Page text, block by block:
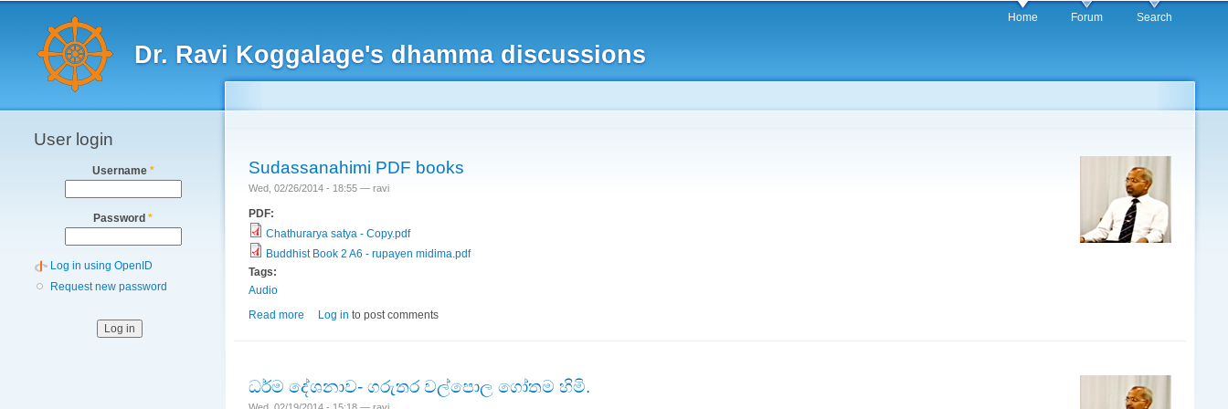
content
Dr. Ravi Koggalage's dhamma discussions
Main menu Home Forum Search
User login
Username *
Password *
Log in using OpenID
Request new password
Sudassanahimi PDF books
Wed, 02/26/2014 - 18:55 — ravi
PDF:
Chathurarya satya - Copy.pdf
Buddhist Book 2 A6 - rupayen midima.pdf
Tags:
Audio
Read more about Sudassanahimi PDF books
Log in to post comments
ධර්ම දේශනාව- ගරුතර වල්පොල ගෝතම හිමි.